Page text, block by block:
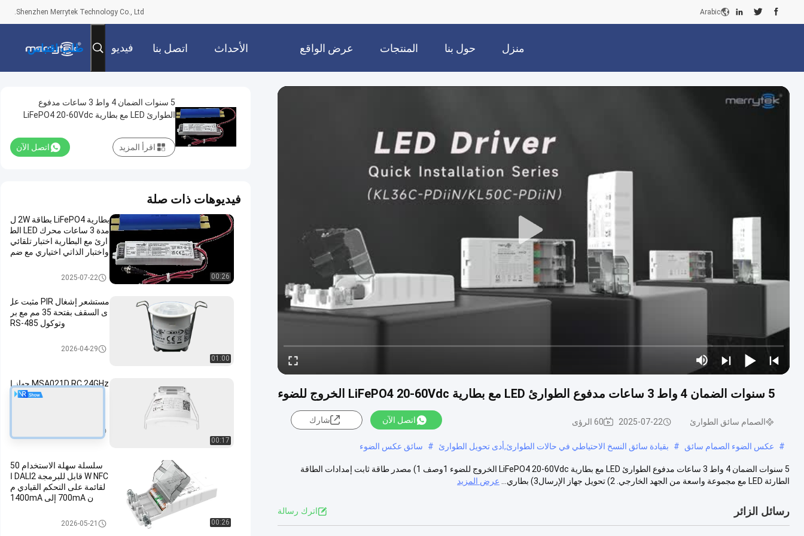
Shenzhen Merrytek Technology Co., Ltd. Arabic
منزل حول بنا المنتجات عرض الواقع الأحداث اتصل بنا فيديو طلب اقتباس
5 سنوات الضمان 4 واط 3 ساعات مدفوع الطوارئ LED مع بطارية LiFePO4 20-60Vdc الخروج للضوء
الصمام سائق الطوارئ 2025-07-22 60 الرؤى اتصل الآن شارك
# عكس الضوء الصمام سائق # بقيادة سائق النسخ الاحتياطي في حالات الطوارئ,أدى تحويل الطوارئ # سائق عكس الضوء
5 سنوات الضمان 4 واط 3 ساعات مدفوع الطوارئ LED مع بطارية LiFePO4 20-60Vdc الخروج للضوء 1وصف 1) مصدر طاقة ثابت إمدادات الطاقة
الطارئة LED مع مجموعة واسعة من الجهد الخارجي. 2) تحويل جهاز الإرسال3) بطاري...
عرض المزيد
رسائل الزائر اترك رسالة
5 سنوات الضمان 4 واط 3 ساعات مدفوع
الطوارئ LED مع بطارية LiFePO4 20-60Vdc
اتصل الآن اقرأ المزيد
فيديوهات ذات صلة
00:26
بطارية LiFePO4 بطاقة 2W ل
مدة 3 ساعات محرك LED الط
ارئ مع البطارية اختبار تلقائي
واختبار الذاتي اختياري مع ضم
الصمام سائق الطوارئ2025-07-22
01:00
مستشعر إشغال PIR مثبت عل
ى السقف بفتحة 35 مم مع بر
وتوكول RS-485
جهاز استشعار الحركة2026-04-29
00:17
MSA021D RC 24GHz جهاز ا
ستشعار الحضور والحركة مع
00:26
سلسلة سهلة الاستخدام 50
W NFC قابل للبرمجة DALI2 ا
لقائمة على التحكم القيادي م
ن 700mA إلى 1400mA
DALI2.0 سائق LED عكس الضوء
2026-05-21